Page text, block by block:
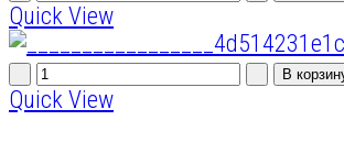
Quick View
Quick View